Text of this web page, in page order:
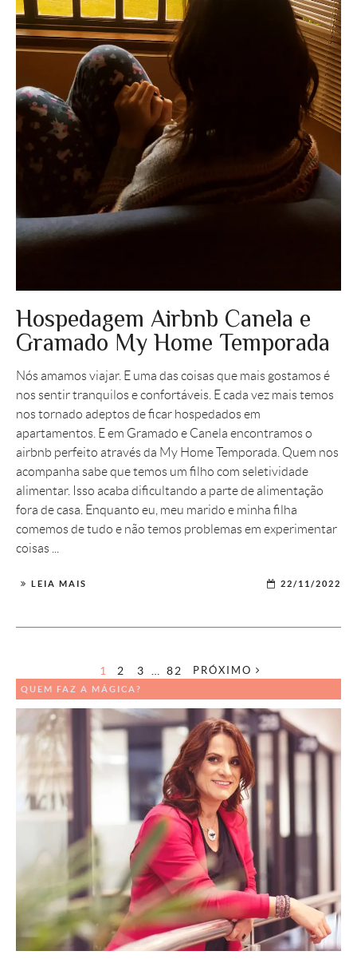
Hospedagem Airbnb Canela e
Gramado My Home Temporada
Nós amamos viajar. E uma das coisas que mais gostamos é
nos sentir tranquilos e confortáveis. E cada vez mais temos
nos tornado adeptos de ficar hospedados em
apartamentos. E em Gramado e Canela encontramos o
airbnb perfeito através da My Home Temporada. Quem nos
acompanha sabe que temos um filho com seletividade
alimentar. Isso acaba dificultando a parte de alimentação
fora de casa. Enquanto eu, meu marido e minha filha
comemos de tudo e não temos problemas em experimentar
coisas ...
LEIA MAIS 22/11/2022
1 2 3 82 PRÓXIMO
QUEM FAZ A MÁGICA?